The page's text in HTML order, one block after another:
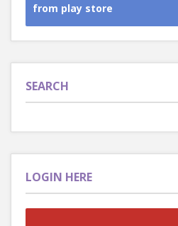
from play store
SEARCH
LOGIN HERE